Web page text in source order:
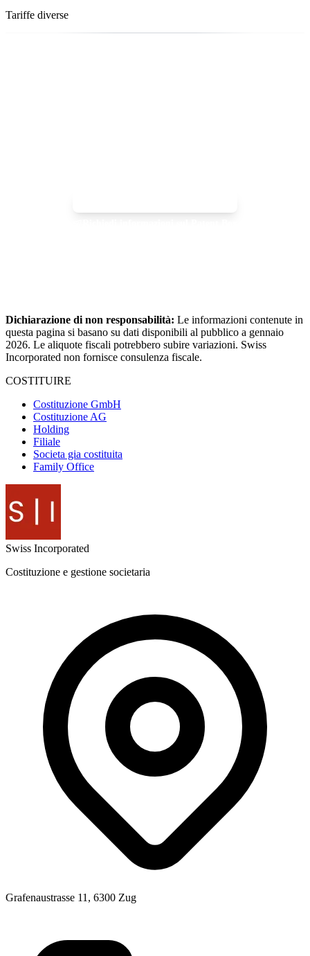
Tariffe diverse
Dichiarazione di non responsabilità: Le informazioni contenute in
questa pagina si basano su dati disponibili al pubblico a gennaio
2026. Le aliquote fiscali potrebbero subire variazioni. Swiss
Incorporated non fornisce consulenza fiscale.
COSTITUIRE
Costituzione GmbH
Costituzione AG
Holding
Filiale
Societa gia costituita
Family Office
Swiss Incorporated
Costituzione e gestione societaria
Grafenaustrasse 11, 6300 Zug